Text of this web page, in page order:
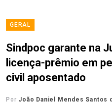
GERAL
Sindpoc garante na
licença-prêmio em
civil aposentado
Por João Daniel Mendes Santos